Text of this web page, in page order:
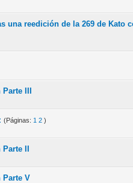
una reedición de la 269 de Kato
Parte III
(Páginas: 1 2 )
Parte II
Parte V